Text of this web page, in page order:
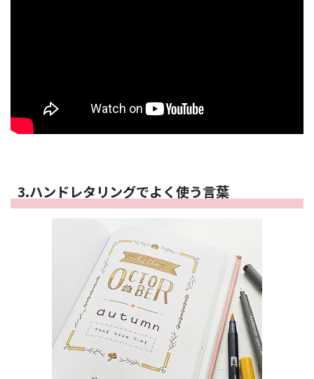
3.ハンドレタリングでよく使う言葉